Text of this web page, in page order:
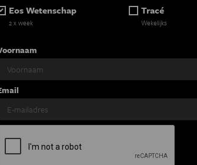
Eos Wetenschap
2 x week
Tracé
Wekelijks